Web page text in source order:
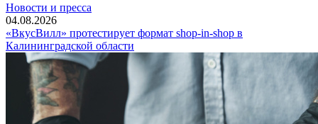
Новости и пресса
04.08.2026
«ВкусВилл» протестирует формат shop-in-shop в
Калининградской области